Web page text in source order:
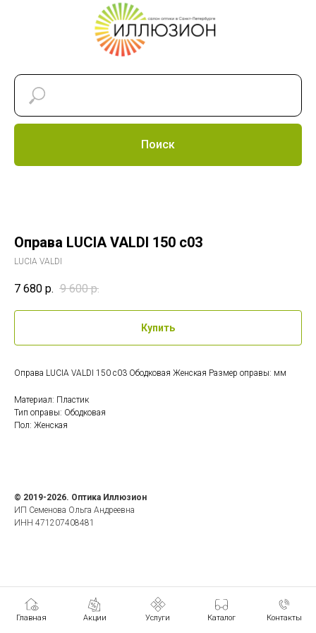
Поиск
Главная Акции Услуги Каталог Контакты
Оправа LUCIA VALDI 150 c03
LUCIA VALDI
7 680 р. 9 600 р.
Купить
Оправа LUCIA VALDI 150 c03 Ободковая Женская Размер оправы: мм
Материал: Пластик
Тип оправы: Ободковая
Пол: Женская
© 2019-2026. Оптика Иллюзион
ИП Семенова Ольга Андреевна
ИНН 471207408481